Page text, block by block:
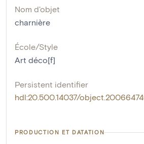
Nom d'objet
charnière
École/Style
Art déco[f]
Persistent identifier
hdl:20.500.14037/object.20066474
PRODUCTION ET DATATION